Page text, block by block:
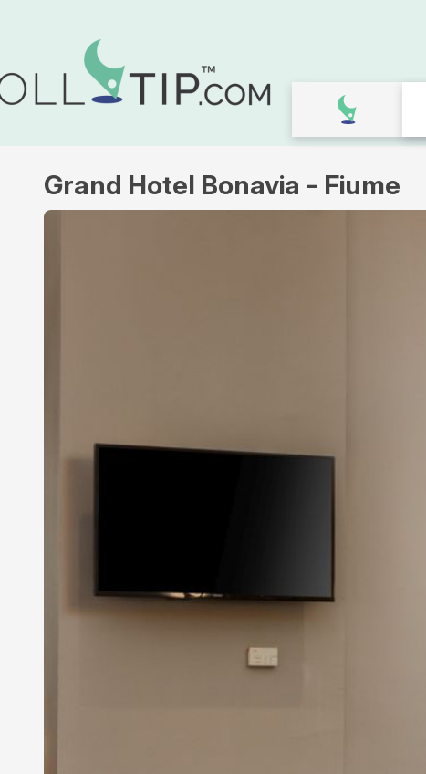
Grand Hotel Bonavia - Fiume